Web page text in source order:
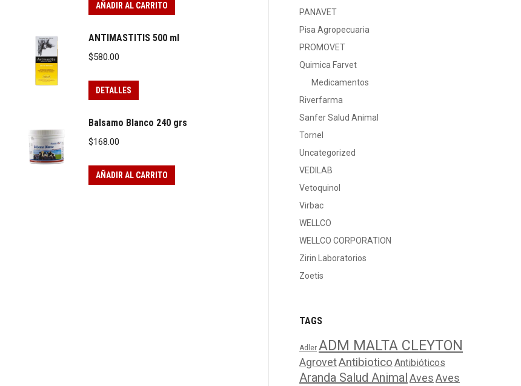
AÑADIR AL CARRITO
ANTIMASTITIS 500 ml
$580.00
DETALLES
Balsamo Blanco 240 grs
$168.00
AÑADIR AL CARRITO
PANAVET
Pisa Agropecuaria
PROMOVET
Quimica Farvet
Medicamentos
Riverfarma
Sanfer Salud Animal
Tornel
Uncategorized
VEDILAB
Vetoquinol
Virbac
WELLCO
WELLCO CORPORATION
Zirin Laboratorios
Zoetis
TAGS
Adler ADM MALTA CLEYTON
AgrovetAntibiotico Antibióticos
Aranda Salud AnimalAvesAves